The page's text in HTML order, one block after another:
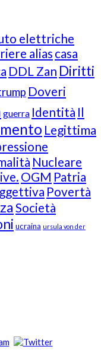
elettriche
alias casa
DDL Zan Diritti
Doveri
guerra Identità Il
Legittima
Nucleare
OGM Patria
Povertà
Società
ucraina ursula von der